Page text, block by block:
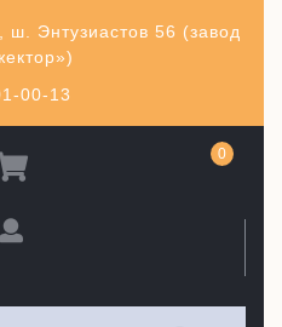
00-13
ш. Энтузиастов 56 (завод
0